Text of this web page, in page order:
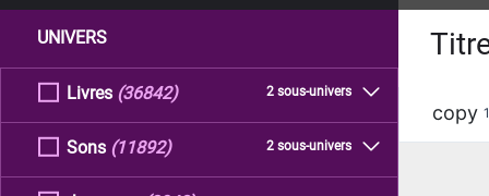
UNIVERS
Livres 2 sous-univers
(36842)
Sons 2 sous-univers
(11892)
copy